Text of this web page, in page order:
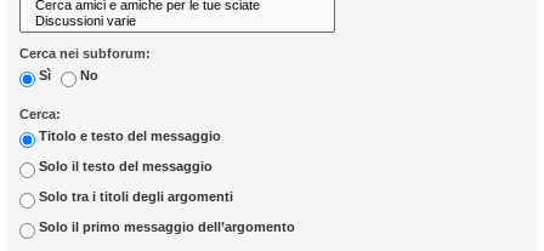
Cerca nei subforum:
Sì
No
Cerca:
Titolo e testo del messaggio
Solo il testo del messaggio
Solo tra i titoli degli argomenti
Solo il primo messaggio dell’argomento